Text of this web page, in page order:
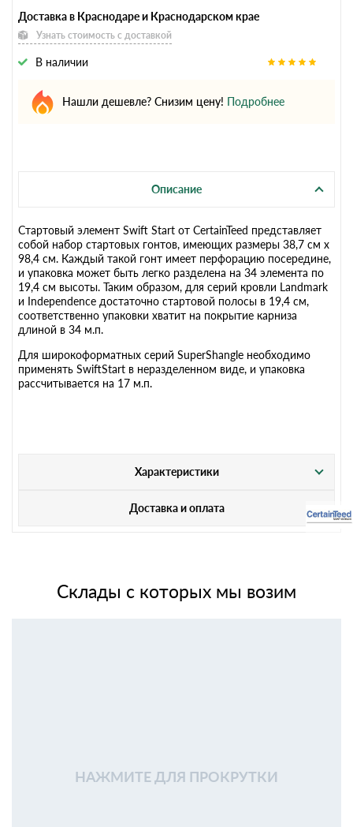
Доставка в Краснодаре и Краснодарском крае
Узнать стоимость с доставкой
В наличии
Нашли дешевле? Снизим цену! Подробнее
Описание
Стартовый элемент Swift Start от CertainTeed представляет
собой набор стартовых гонтов, имеющих размеры 38,7 см х
98,4 см. Каждый такой гонт имеет перфорацию посередине,
и упаковка может быть легко разделена на 34 элемента по
19,4 см высоты. Таким образом, для серий кровли Landmark
и Independence достаточно стартовой полосы в 19,4 см,
соответственно упаковки хватит на покрытие карниза
длиной в 34 м.п.
Для широкоформатных серий SuperShangle необходимо
применять SwiftStart в неразделенном виде, и упаковка
рассчитывается на 17 м.п.
Характеристики
Доставка и оплата
Склады с которых мы возим
НАЖМИТЕ ДЛЯ ПРОКРУТКИ